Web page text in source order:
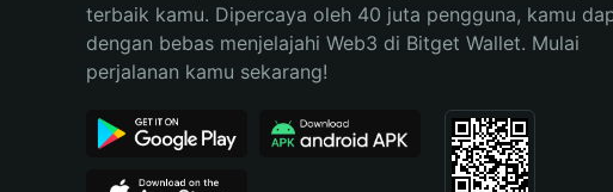
Español (Argentina)
terbaik kamu. Dipercaya oleh 40 juta pengguna, kamu
dengan bebas menjelajahi Web3 di Bitget Wallet. Mulai
perjalanan kamu sekarang!